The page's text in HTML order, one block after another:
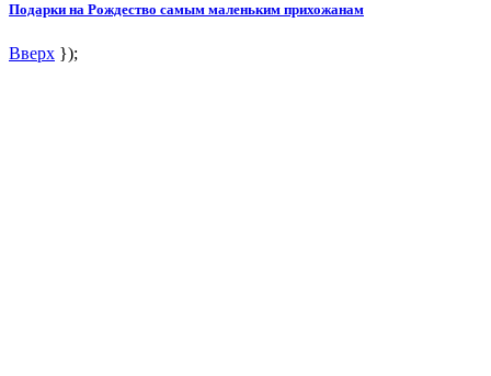
Подарки на Рождество самым маленьким прихожанам
Вверх });